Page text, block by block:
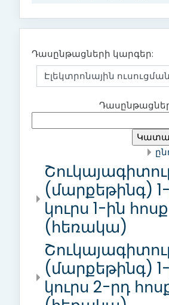
Դասընթացների կարգեր:
(մարքեթինգ)
կուրս 1-ին հոսք
(հեռակա)
(մարքեթինգ)
կուրս 2-րդ